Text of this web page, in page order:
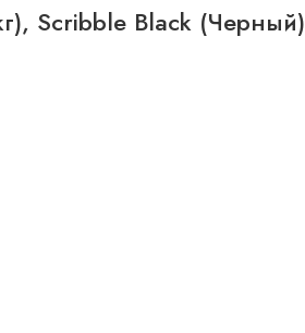
Scribble Black (Черный)